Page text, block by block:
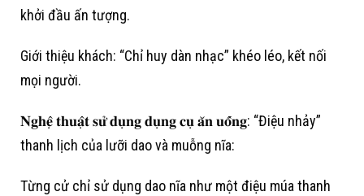
khởi đầu ấn tượng.
Giới thiệu khách: “Chỉ huy dàn nhạc” khéo léo, kết nối
mọi người.
𝐍𝐠𝐡𝐞̣̂ 𝐭𝐡𝐮𝐚̣̂𝐭 𝐬𝐮̛̉ 𝐝𝐮̣𝐧𝐠 𝐝𝐮̣𝐧𝐠 𝐜𝐮̣ 𝐚̆𝐧 𝐮𝐨̂́𝐧𝐠: “Điệu nhảy”
thanh lịch của lưỡi dao và muỗng nĩa:
Từng cử chỉ sử dụng dao nĩa như một điệu múa thanh